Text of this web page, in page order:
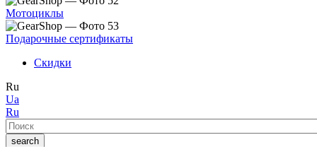
Мотоциклы
Подарочные сертификаты
Скидки
Ru
Ua
Ru
Поиск
search